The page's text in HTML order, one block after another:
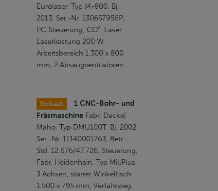
Eurolaser, Typ M-800, Bj.
2013, Ser.-Nr. 1306S7956P,
PC-Steuerung, CO²-Laser,
Laserleistung 200 W,
Arbeitsbereich 1.300 x 800
mm, 2 Absaugventilatoren
Verkauft
1 CNC-Bohr- und
Fräsmaschine Fabr. Deckel
Maho, Typ DMU100T, Bj. 2002,
Ser.-Nr. 11140001763, Betr.-
Std. 12.676/47.726, Steuerung,
Fabr. Heidenhain, Typ MillPlus,
3 Achsen, starrer Winkeltisch
1.500 x 795 mm, Verfahrweg